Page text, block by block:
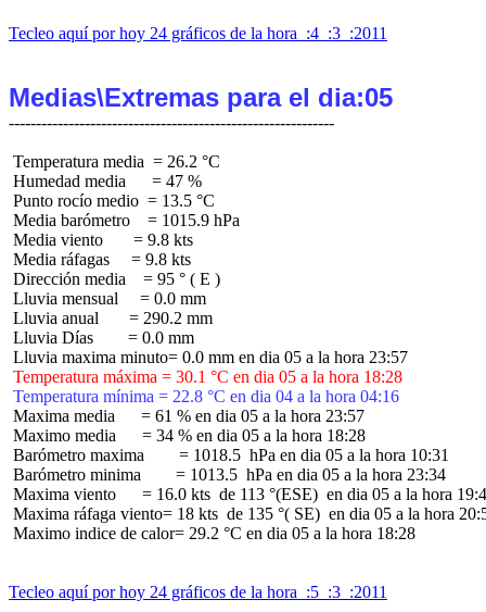
Tecleo aquí por hoy 24 gráficos de la hora  :4  :3  :2011
Medias\Extremas para el dia:05
Temperatura media  = 26.2 °C
Humedad media      = 47 %
Punto rocío medio  = 13.5 °C
Media barómetro    = 1015.9 hPa
Media viento       = 9.8 kts
Media ráfagas     = 9.8 kts
Dirección media    = 95 ° ( E )
Lluvia mensual     = 0.0 mm
Lluvia anual       = 290.2 mm
Lluvia Días        = 0.0 mm
Temperatura máxima = 30.1 °C en dia 05 a la hora 18:28
Temperatura mínima = 22.8 °C en dia 04 a la hora 04:16
Maxima media      = 61 % en dia 05 a la hora 23:57
Maximo media      = 34 % en dia 05 a la hora 18:28
Barómetro maxima        = 1018.5  hPa en dia 05 a la hora 10:31
Barómetro minima        = 1013.5  hPa en dia 05 a la hora 23:34
Maxima viento      = 16.0 kts  de 113 °(ESE)  en dia 05 a la hora
Maxima ráfaga viento= 18 kts  de 135 °( SE)  en dia 05 a la hora
Maximo indice de calor= 29.2 °C en dia 05 a la hora 18:28
Tecleo aquí por hoy 24 gráficos de la hora  :5  :3  :2011